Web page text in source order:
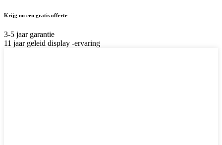
Krijg nu een gratis offerte
3-5 jaar garantie
11 jaar geleid display -ervaring